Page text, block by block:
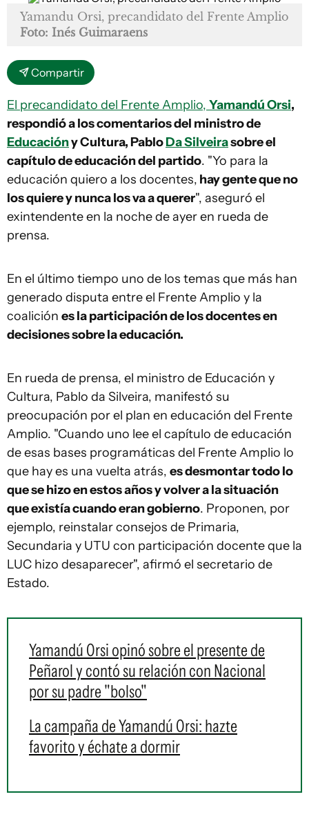
Yamandu Orsi, precandidato del Frente Amplio
Foto: Inés Guimaraens
Compartir
El precandidato del Frente Amplio, Yamandú Orsi,
respondió a los comentarios del ministro de
Educacióny Cultura, PabloDa Silveirasobre el
capítulo de educación del partido. "Yo para la
educación quiero a los docentes, hay gente que no
los quiere y nunca los va a querer", aseguró el
exintendente en la noche de ayer en rueda de
prensa.
En el último tiempo uno de los temas que más han
generado disputa entre el Frente Amplio y la
coalición es la participación de los docentes en
decisiones sobre la educación.
En rueda de prensa, el ministro de Educación y
Cultura, Pablo da Silveira, manifestó su
preocupación por el plan en educación del Frente
Amplio. "Cuando uno lee el capítulo de educación
de esas bases programáticas del Frente Amplio lo
que hay es una vuelta atrás, es desmontar todo lo
que se hizo en estos años y volver a la situación
que existía cuando eran gobierno. Proponen, por
ejemplo, reinstalar consejos de Primaria,
Secundaria y UTU con participación docente que la
LUC hizo desaparecer", afirmó el secretario de
Estado.
Yamandú Orsi opinó sobre el presente de
Peñarol y contó su relación con Nacional
por su padre "bolso"
La campaña de Yamandú Orsi: hazte
favorito y échate a dormir